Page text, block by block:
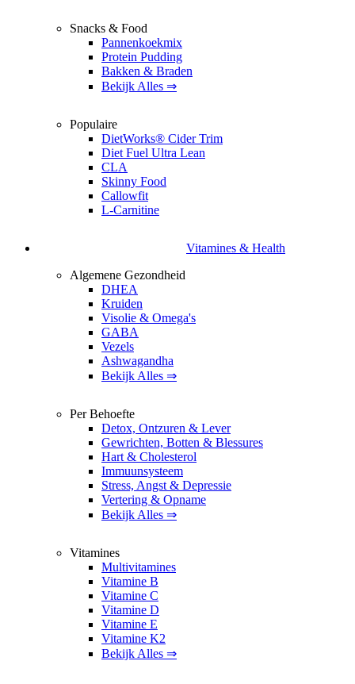
Snacks & Food
Pannenkoekmix
Protein Pudding
Bakken & Braden
Bekijk Alles ⇒
Populaire
DietWorks® Cider Trim
Diet Fuel Ultra Lean
CLA
Skinny Food
Callowfit
L-Carnitine
Vitamines & Health
Algemene Gezondheid
DHEA
Kruiden
Visolie & Omega's
GABA
Vezels
Ashwagandha
Bekijk Alles ⇒
Per Behoefte
Detox, Ontzuren & Lever
Gewrichten, Botten & Blessures
Hart & Cholesterol
Immuunsysteem
Stress, Angst & Depressie
Vertering & Opname
Bekijk Alles ⇒
Vitamines
Multivitamines
Vitamine B
Vitamine C
Vitamine D
Vitamine E
Vitamine K2
Bekijk Alles ⇒